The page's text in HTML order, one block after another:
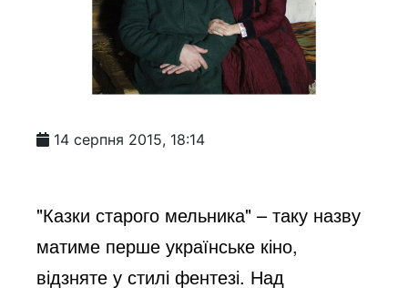
14 серпня 2015, 18:14
"Казки старого мельника" – таку назву
матиме перше українське кіно,
відзняте у стилі фентезі. Над